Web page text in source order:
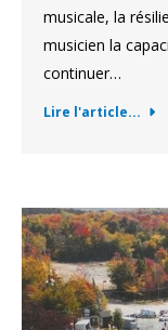
musicale, la
musicien la
continuer…
Lire l'article...